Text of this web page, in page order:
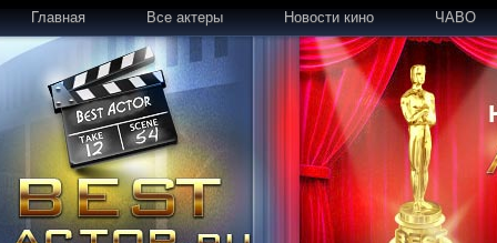
Главная Все актеры Новости кино ЧАВО